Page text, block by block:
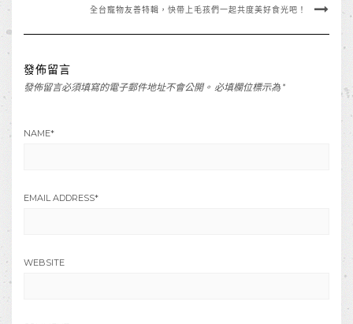
全台寵物友善特輯，快帶上毛孩們一起共度美好食光吧！
發佈留言
發佈留言必須填寫的電子郵件地址不會公開。 必填欄位標示為 *
NAME*
EMAIL ADDRESS*
WEBSITE